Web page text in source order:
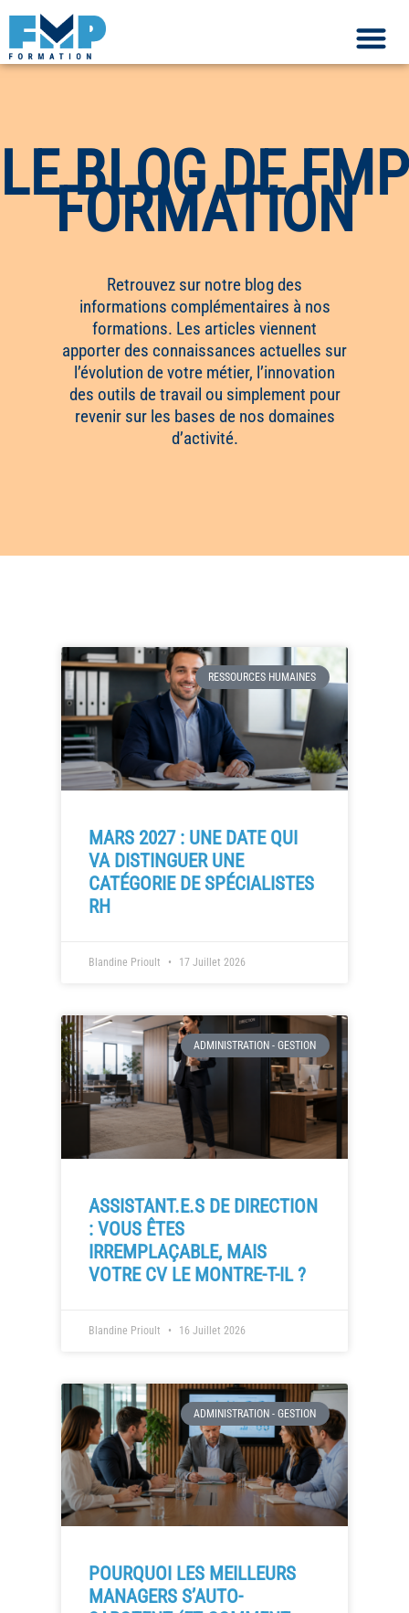
LE BLOG DE FMP
FORMATION
Retrouvez sur notre blog des
informations complémentaires à nos
formations. Les articles viennent
apporter des connaissances actuelles sur
l’évolution de votre métier, l’innovation
des outils de travail ou simplement pour
revenir sur les bases de nos domaines
d’activité.
RESSOURCES HUMAINES
MARS 2027 : UNE DATE QUI
VA DISTINGUER UNE
CATÉGORIE DE SPÉCIALISTES
RH
Blandine Prioult 17 Juillet 2026
ADMINISTRATION - GESTION
ASSISTANT.E.S DE DIRECTION
: VOUS ÊTES
IRREMPLAÇABLE, MAIS
VOTRE CV LE MONTRE-T-IL ?
Blandine Prioult 16 Juillet 2026
ADMINISTRATION - GESTION
POURQUOI LES MEILLEURS
MANAGERS S’AUTO-